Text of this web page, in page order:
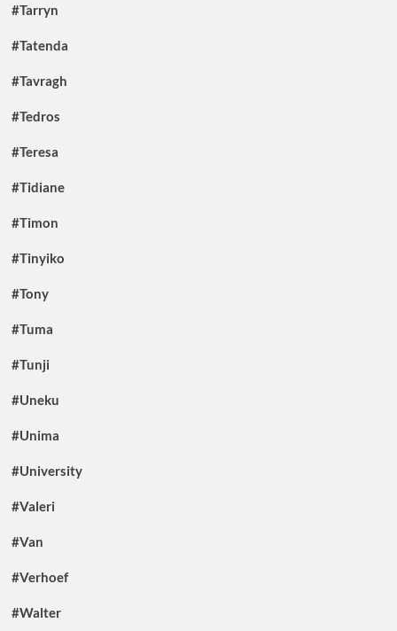
#Tarryn
#Tatenda
#Tavragh
#Tedros
#Teresa
#Tidiane
#Timon
#Tinyiko
#Tony
#Tuma
#Tunji
#Uneku
#Unima
#University
#Valeri
#Van
#Verhoef
#Walter